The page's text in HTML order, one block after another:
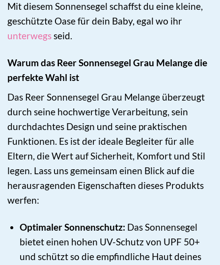
Mit diesem Sonnensegel schaffst du eine kleine,
geschützte Oase für dein Baby, egal wo ihr
unterwegsseid.
Warum das Reer Sonnensegel Grau Melange die
perfekte Wahl ist
Das Reer Sonnensegel Grau Melange überzeugt
durch seine hochwertige Verarbeitung, sein
durchdachtes Design und seine praktischen
Funktionen. Es ist der ideale Begleiter für alle
Eltern, die Wert auf Sicherheit, Komfort und Stil
legen. Lass uns gemeinsam einen Blick auf die
herausragenden Eigenschaften dieses Produkts
werfen:
Optimaler Sonnenschutz: Das Sonnensegel
bietet einen hohen UV-Schutz von UPF 50+
und schützt so die empfindliche Haut deines